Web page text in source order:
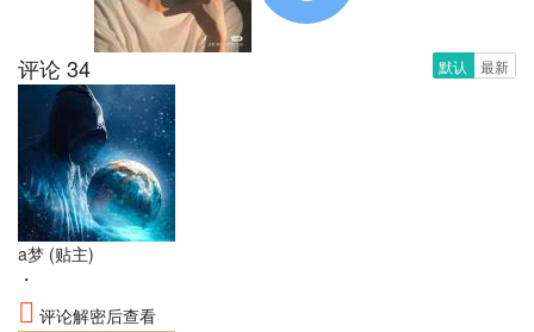
评论 34 默认 最新
a梦 (贴主)
・
评论解密后查看